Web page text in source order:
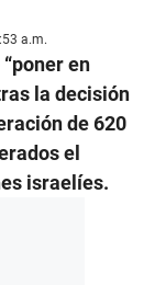
a.m.
“poner en
la decisión
de 620
el
israelíes.